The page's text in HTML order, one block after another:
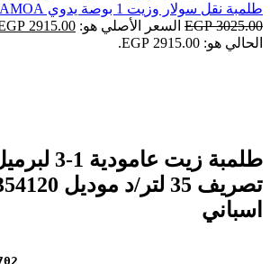
طلمبة نقل سولار وزيت 1 بوصة يدوي SAMOA اسباني
EGP3025.00 السعر الأصلي هو: EGP 3025.00. 2915.00
الحالي هو: EGP 2915.00.
اسباني